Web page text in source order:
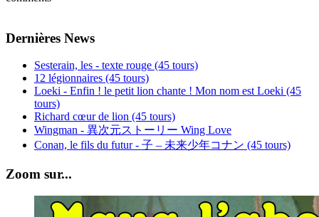
Dernières News
Sesterain, les - texte rouge (45 tours)
12 légionnaires (45 tours)
Loeki - Enfin ! le petit lion chante ! Mon nom est Loeki (45
tours)
Richard cœur de lion (45 tours)
Wingman - 異次元ストーリー Wing Love
Conan, le fils du futur - 子 – 未来少年コナン (45 tours)
Zoom sur...